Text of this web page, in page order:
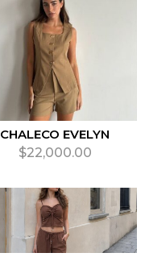
CHALECO EVELYN
$22,000.00